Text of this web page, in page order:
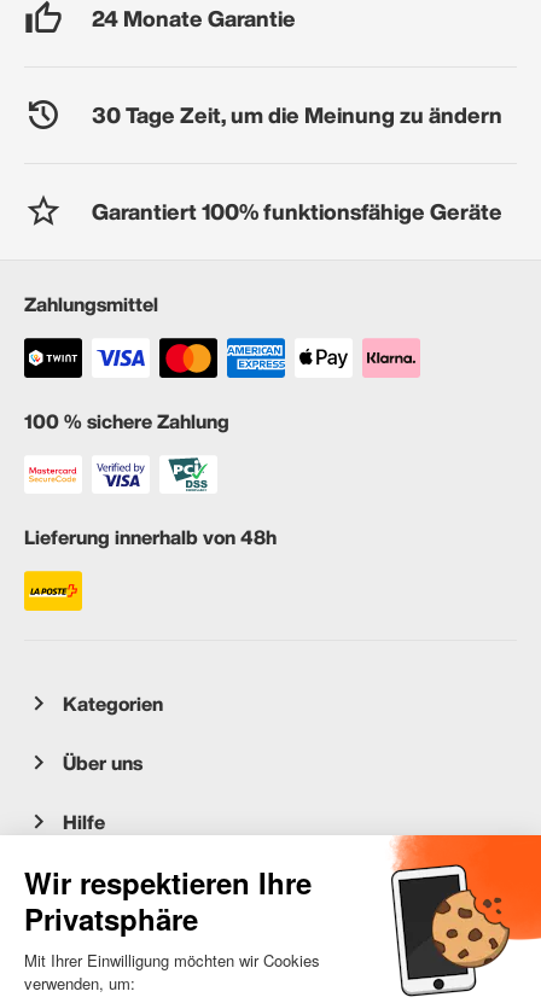
24 Monate Garantie
30 Tage Zeit, um die Meinung zu ändern
Garantiert 100% funktionsfähige Geräte
Zahlungsmittel
100 % sichere Zahlung
Lieferung innerhalb von 48h
Kategorien
Über uns
Hilfe
Kundenservice
occasion.migros.mobile@recommerce.com
Montag-Freitag 08:00-17:00